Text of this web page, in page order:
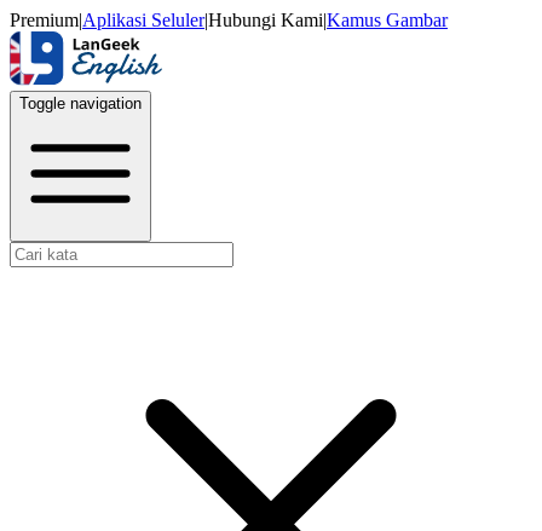
Premium|Aplikasi Seluler|Hubungi Kami|Kamus Gambar
Toggle navigation